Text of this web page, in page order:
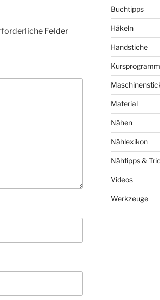
Felder
Buchtipps
Häkeln
Handstiche
Kursprogramm
Material
Nähen
Nählexikon
Nähtipps &
Videos
Werkzeuge